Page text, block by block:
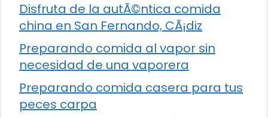
Disfruta de la autÃ©ntica comida
china en San Fernando, CÃ¡diz
Preparando comida al vapor sin
necesidad de una vaporera
Preparando comida casera para tus
peces carpa